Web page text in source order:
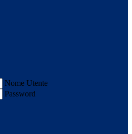
Nome Utente
Password